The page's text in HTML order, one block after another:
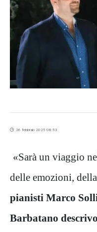
26 febbraio 2025 08:53
«Sarà un viaggio
delle emozioni,
pianisti Marco
Barbatano